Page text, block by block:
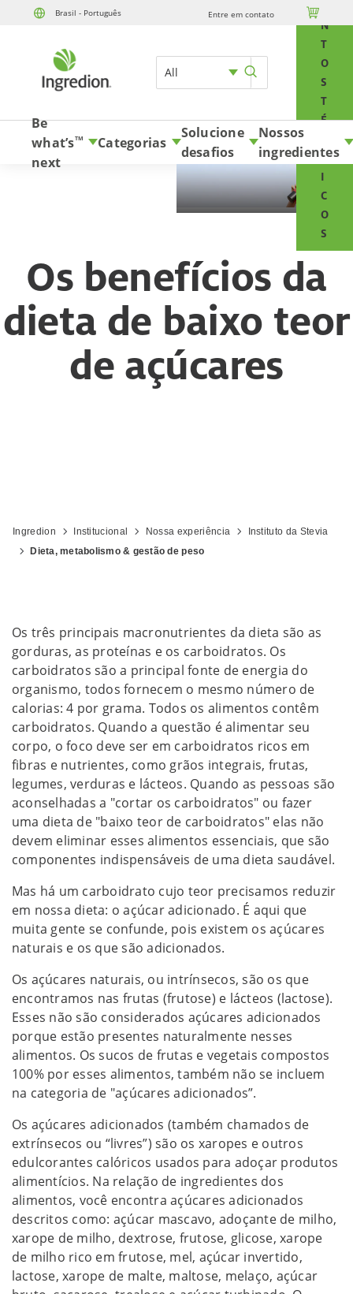
Brasil - Português Entre em contato 
All
N
T
O
S
T
É
N
I
C
O
S
Skip to content
Be
what’s
next
TM Categorias
Solucione
desafios
Nossos
ingredientes
Os benefícios da
dieta de baixo teor
de açúcares
Ingredion Institucional Nossa experiência
Instituto da Stevia
Dieta, metabolismo & gestão de peso
Os três principais macronutrientes da dieta são as
gorduras, as proteínas e os carboidratos. Os
carboidratos são a principal fonte de energia do
organismo, todos fornecem o mesmo número de
calorias: 4 por grama. Todos os alimentos contêm
carboidratos. Quando a questão é alimentar seu
corpo, o foco deve ser em carboidratos ricos em
fibras e nutrientes, como grãos integrais, frutas,
legumes, verduras e lácteos. Quando as pessoas são
aconselhadas a "cortar os carboidratos" ou fazer
uma dieta de "baixo teor de carboidratos" elas não
devem eliminar esses alimentos essenciais, que são
componentes indispensáveis de uma dieta saudável.
Mas há um carboidrato cujo teor precisamos reduzir
em nossa dieta: o açúcar adicionado. É aqui que
muita gente se confunde, pois existem os açúcares
naturais e os que são adicionados.
Os açúcares naturais, ou intrínsecos, são os que
encontramos nas frutas (frutose) e lácteos (lactose).
Esses não são considerados açúcares adicionados
porque estão presentes naturalmente nesses
alimentos. Os sucos de frutas e vegetais compostos
100% por esses alimentos, também não se incluem
na categoria de "açúcares adicionados”.
Os açúcares adicionados (também chamados de
extrínsecos ou “livres”) são os xaropes e outros
edulcorantes calóricos usados para adoçar produtos
alimentícios. Na relação de ingredientes dos
alimentos, você encontra açúcares adicionados
descritos como: açúcar mascavo, adoçante de milho,
xarope de milho, dextrose, frutose, glicose, xarope
de milho rico em frutose, mel, açúcar invertido,
lactose, xarope de malte, maltose, melaço, açúcar